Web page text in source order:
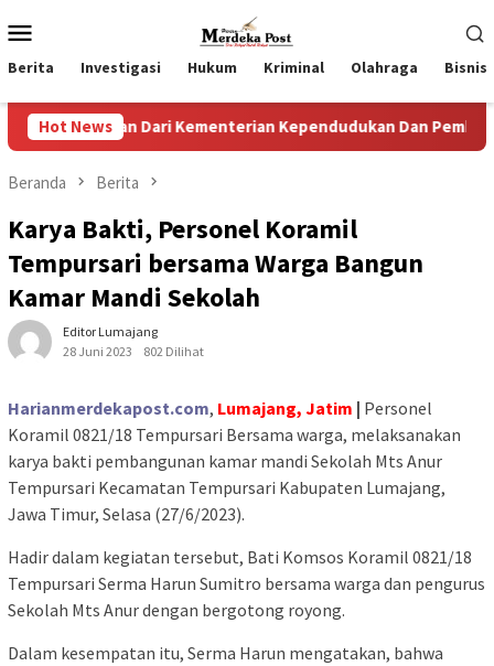
ke
kontenMobile
Berita Investigasi Hukum Kriminal Olahraga Bisnis
Hot News
Dari Kementerian Kependudukan Dan Pembangunan
Beranda Berita
Karya Bakti, Personel Koramil
Tempursari bersama Warga Bangun
Kamar Mandi Sekolah
Editor Lumajang
28 Juni 2023
802 Dilihat
Harianmerdekapost.com, Lumajang, Jatim | Personel
Koramil 0821/18 Tempursari Bersama warga, melaksanakan
karya bakti pembangunan kamar mandi Sekolah Mts Anur
Tempursari Kecamatan Tempursari Kabupaten Lumajang,
Jawa Timur, Selasa (27/6/2023).
Hadir dalam kegiatan tersebut, Bati Komsos Koramil 0821/18
Tempursari Serma Harun Sumitro bersama warga dan pengurus
Sekolah Mts Anur dengan bergotong royong.
Dalam kesempatan itu, Serma Harun mengatakan, bahwa